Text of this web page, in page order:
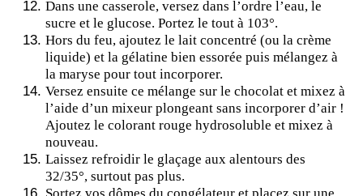
Dans une casserole, versez dans l’ordre l’eau, le
sucre et le glucose. Portez le tout à 103°.
Hors du feu, ajoutez le lait concentré (ou la crème
liquide) et la gélatine bien essorée puis mélangez à
la maryse pour tout incorporer.
Versez ensuite ce mélange sur le chocolat et mixez à
l’aide d’un mixeur plongeant sans incorporer d’air !
Ajoutez le colorant rouge hydrosoluble et mixez à
nouveau.
Laissez refroidir le glaçage aux alentours des
32/35°, surtout pas plus.